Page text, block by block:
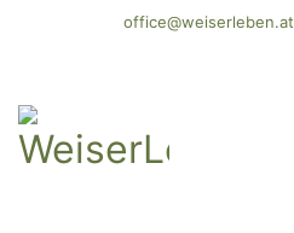
office@weiserleben.at